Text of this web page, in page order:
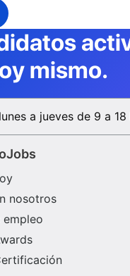
mismo.
a jueves de 9 a
nosotros